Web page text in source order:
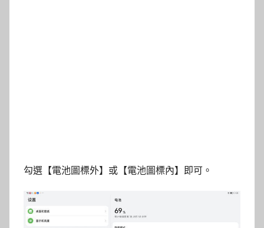
勾選【電池圖標外】或【電池圖標內】即可。